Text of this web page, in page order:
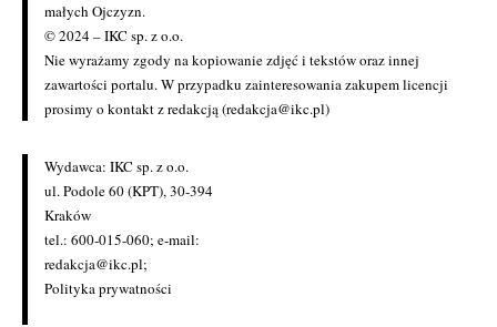
małych Ojczyzn.
© 2024 – IKC sp. z o.o.
Nie wyrażamy zgody na kopiowanie zdjęć i tekstów oraz innej
zawartości portalu. W przypadku zainteresowania zakupem licencji
prosimy o kontakt z redakcją (redakcja@ikc.pl)
Wydawca: IKC sp. z o.o.
ul. Podole 60 (KPT), 30-394
Kraków
tel.: 600-015-060; e-mail:
redakcja@ikc.pl;
Polityka prywatności